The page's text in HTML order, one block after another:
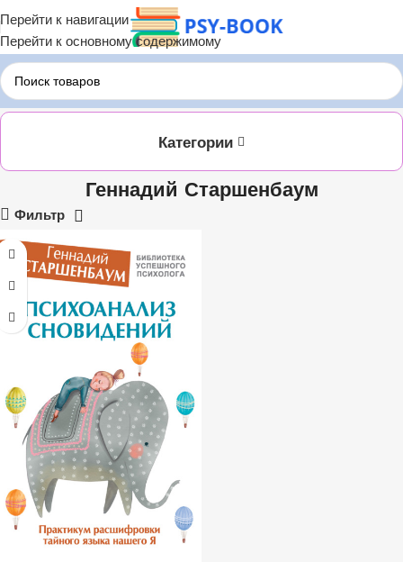
Перейти к навигации
Перейти к основному содержимому
Главная ЛИТРЕС Геннадий Старшенбаум
Категории
Геннадий Старшенбаум
Фильтр